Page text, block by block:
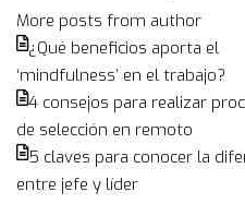
from
author
More posts from author
¿Qué beneficios aporta el
‘mindfulness’ en el trabajo?
4 consejos para realizar
de selección en remoto
5 claves para conocer la
entre jefe y líder